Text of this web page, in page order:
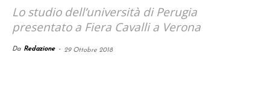
Lo studio dell’università di Perugia
presentato a Fiera Cavalli a Verona
Da Redazione - 29 Ottobre 2018